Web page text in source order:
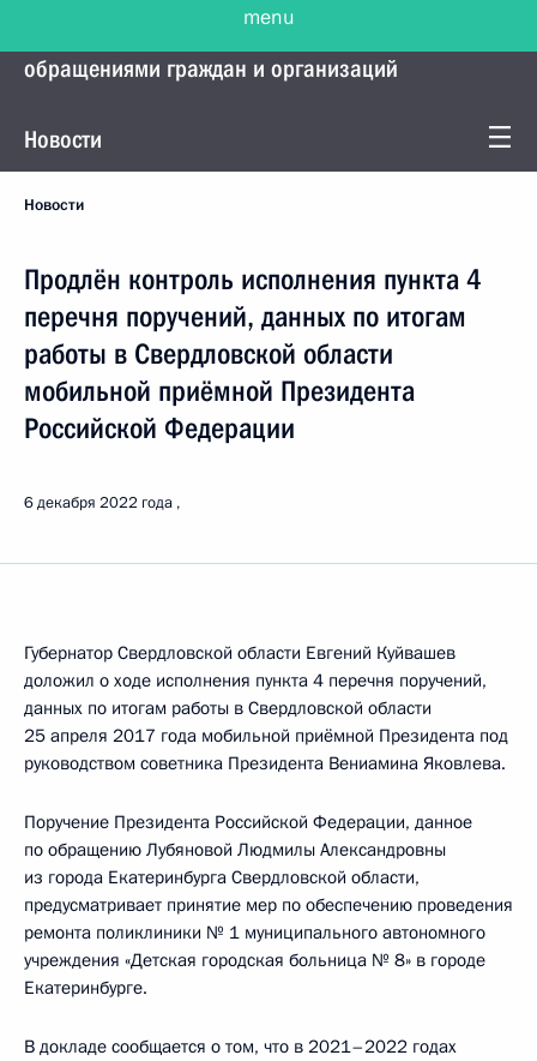
обращениями граждан и организаций
Новости
Новости
Продлён контроль исполнения пункта 4
перечня поручений, данных по итогам
работы в Свердловской области
мобильной приёмной Президента
Российской Федерации
6 декабря 2022 года
Губернатор Свердловской области Евгений Куйвашев
доложил о ходе исполнения пункта 4 перечня поручений,
данных по итогам работы в Свердловской области
25 апреля 2017 года мобильной приёмной Президента под
руководством советника Президента Вениамина Яковлева.
Поручение Президента Российской Федерации, данное
по обращению Лубяновой Людмилы Александровны
из города Екатеринбурга Свердловской области,
предусматривает принятие мер по обеспечению проведения
ремонта поликлиники № 1 муниципального автономного
учреждения «Детская городская больница № 8» в городе
Екатеринбурге.
В докладе сообщается о том, что в 2021–2022 годах